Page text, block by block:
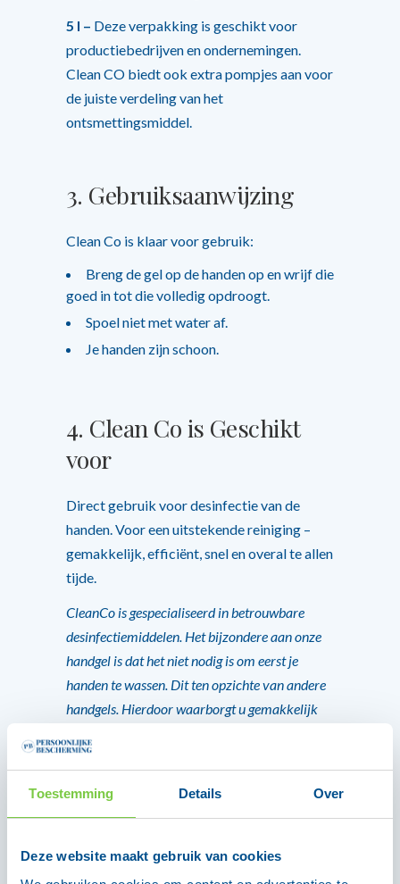
Toestemming Details Over
Deze website maakt gebruik van cookies
5 l – Deze verpakking is geschikt voor
productiebedrijven en ondernemingen.
Clean CO biedt ook extra pompjes aan voor
de juiste verdeling van het
ontsmettingsmiddel.
3. Gebruiksaanwijzing
Clean Co is klaar voor gebruik:
Breng de gel op de handen op en wrijf die
goed in tot die volledig opdroogt.
Spoel niet met water af.
Je handen zijn schoon.
4. Clean Co is Geschikt
voor
Direct gebruik voor desinfectie van de
handen. Voor een uitstekende reiniging –
gemakkelijk, efficiënt, snel en overal te allen
tijde.
CleanCo is gespecialiseerd in betrouwbare
desinfectiemiddelen. Het bijzondere aan onze
handgel is dat het niet nodig is om eerst je
handen te wassen. Dit ten opzichte van andere
handgels. Hierdoor waarborgt u gemakkelijk
uw medewerkers.
met ons op of neem een kijkje in ons